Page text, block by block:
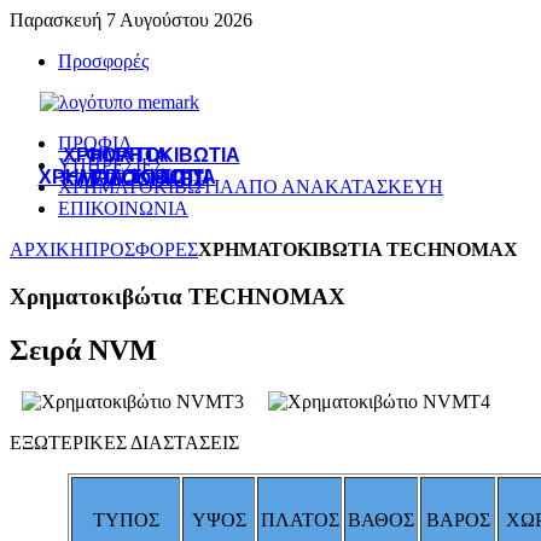
Παρασκευή 7 Αυγούστου 2026
Προσφορές
ΠΡΟΦΙΛ
ΥΠΗΡΕΣΙΕΣ
ΧΡΗΜΑΤΟΚΙΒΩΤΙΑΑΠΟ ΑΝΑΚΑΤΑΣΚΕΥΗ
ΕΠΙΚΟΙΝΩΝΙΑ
ΑΡΧΙΚΗΠΡΟΣΦΟΡΕΣΧΡΗΜΑΤΟΚΙΒΩΤΙΑ TECHNOMAX
Χρηματοκιβώτια TECHNOMAX
ΣειράNVM
ΕΞΩΤΕΡΙΚΕΣ ΔΙΑΣΤΑΣΕΙΣ
ΤΥΠΟΣ ΥΨΟΣ ΠΛΑΤΟΣ ΒΑΘΟΣ ΒΑΡΟΣ
ΚΛΕΙΔΟΘΗΚΕΣ
ΦΟΡΗΤΑ
ΧΡΗΜΑΤΟΚΙΒΩΤΙΑ
ΧΡΗΜΑΤΟΚΙΒΩΤΙΑ
ΓΙΑ ΤΟ ΣΠΙΤΙ